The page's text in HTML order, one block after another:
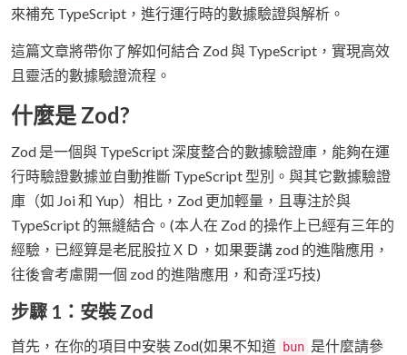
來補充 TypeScript，進行運行時的數據驗證與解析。
這篇文章將帶你了解如何結合 Zod 與 TypeScript，實現高效
且靈活的數據驗證流程。
什麼是 Zod?
Zod 是一個與 TypeScript 深度整合的數據驗證庫，能夠在運
行時驗證數據並自動推斷 TypeScript 型別。與其它數據驗證
庫（如 Joi 和 Yup）相比，Zod 更加輕量，且專注於與
TypeScript 的無縫結合。(本人在 Zod 的操作上已經有三年的
經驗，已經算是老屁股拉ＸＤ，如果要講 zod 的進階應用，
往後會考慮開一個 zod 的進階應用，和奇淫巧技)
步驟 1：安裝 Zod
首先，在你的項目中安裝 Zod(如果不知道 bun 是什麼請參